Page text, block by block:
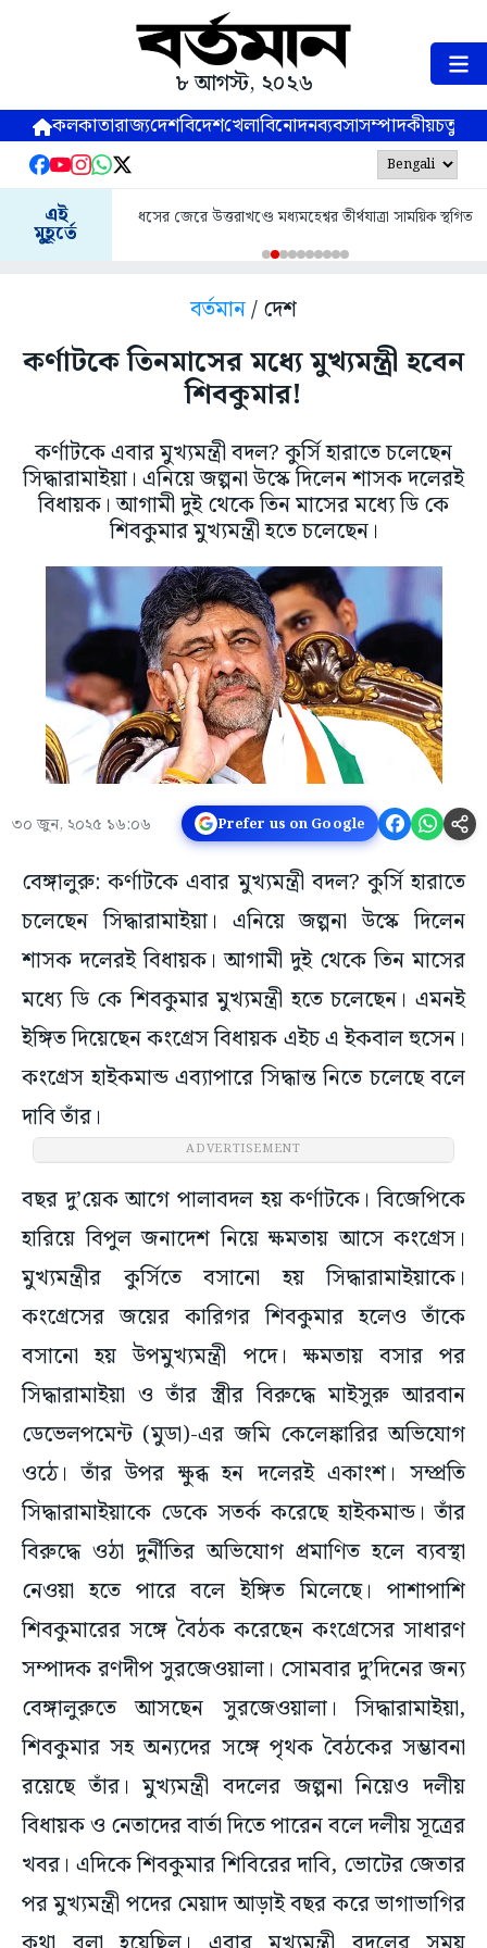
৮ আগস্ট, ২০২৬
কলকাতারাজ্যদেশবিদেশখেলাবিনোদনব্যবসাসম্পাদকীয়
এই
মুহূর্তে
ধসের জেরে উত্তরাখণ্ডে মধ্যমহেশ্বর তীর্থযাত্রা সাময়িক স্থগিত
বর্তমান/ দেশ
কর্ণাটকে তিনমাসের মধ্যে মুখ্যমন্ত্রী হবেন
শিবকুমার!
কর্ণাটকে এবার মুখ্যমন্ত্রী বদল? কুর্সি হারাতে চলেছেন
সিদ্ধারামাইয়া। এনিয়ে জল্পনা উস্কে দিলেন শাসক দলেরই
বিধায়ক। আগামী দুই থেকে তিন মাসের মধ্যে ডি কে
শিবকুমার মুখ্যমন্ত্রী হতে চলেছেন।
৩০ জুন, ২০২৫ ১৬:০৬ Prefer us on Google
বেঙ্গালুরু: কর্ণাটকে এবার মুখ্যমন্ত্রী বদল? কুর্সি হারাতে
চলেছেন সিদ্ধারামাইয়া। এনিয়ে জল্পনা উস্কে দিলেন
শাসক দলেরই বিধায়ক। আগামী দুই থেকে তিন মাসের
মধ্যে ডি কে শিবকুমার মুখ্যমন্ত্রী হতে চলেছেন। এমনই
ইঙ্গিত দিয়েছেন কংগ্রেস বিধায়ক এইচ এ ইকবাল হুসেন।
কংগ্রেস হাইকমান্ড এব্যাপারে সিদ্ধান্ত নিতে চলেছে বলে
দাবি তাঁর।
ADVERTISEMENT
বছর দু’য়েক আগে পালাবদল হয় কর্ণাটকে। বিজেপিকে
হারিয়ে বিপুল জনাদেশ নিয়ে ক্ষমতায় আসে কংগ্রেস।
মুখ্যমন্ত্রীর কুর্সিতে বসানো হয় সিদ্ধারামাইয়াকে।
কংগ্রেসের জয়ের কারিগর শিবকুমার হলেও তাঁকে
বসানো হয় উপমুখ্যমন্ত্রী পদে। ক্ষমতায় বসার পর
সিদ্ধারামাইয়া ও তাঁর স্ত্রীর বিরুদ্ধে মাইসুরু আরবান
ডেভেলপমেন্ট (মুডা)-এর জমি কেলেঙ্কারির অভিযোগ
ওঠে। তাঁর উপর ক্ষুব্ধ হন দলেরই একাংশ। সম্প্রতি
সিদ্ধারামাইয়াকে ডেকে সতর্ক করেছে হাইকমান্ড। তাঁর
বিরুদ্ধে ওঠা দুর্নীতির অভিযোগ প্রমাণিত হলে ব্যবস্থা
নেওয়া হতে পারে বলে ইঙ্গিত মিলেছে। পাশাপাশি
শিবকুমারের সঙ্গে বৈঠক করেছেন কংগ্রেসের সাধারণ
সম্পাদক রণদীপ সুরজেওয়ালা। সোমবার দু’দিনের জন্য
বেঙ্গালুরুতে আসছেন সুরজেওয়ালা। সিদ্ধারামাইয়া,
শিবকুমার সহ অন্যদের সঙ্গে পৃথক বৈঠকের সম্ভাবনা
রয়েছে তাঁর। মুখ্যমন্ত্রী বদলের জল্পনা নিয়েও দলীয়
বিধায়ক ও নেতাদের বার্তা দিতে পারেন বলে দলীয় সূত্রের
খবর। এদিকে শিবকুমার শিবিরের দাবি, ভোটের জেতার
পর মুখ্যমন্ত্রী পদের মেয়াদ আড়াই বছর করে ভাগাভাগির